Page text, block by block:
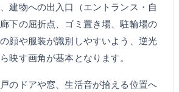
建物への出入口（エントランス・自
下の屈折点、ゴミ置き場、駐輪場の
顔や服装が識別しやすいよう、逆光
映す画角が基本となります。
のドアや窓、生活音が拾える位置へ